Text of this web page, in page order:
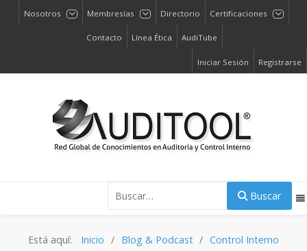
Nosotros Membresías Directorio Certificaciones
Contacto Línea Ética AudiTube
Iniciar Sesión Registrarse
Buscar
Está aquí: Inicio Blog & Podcast Control Interno